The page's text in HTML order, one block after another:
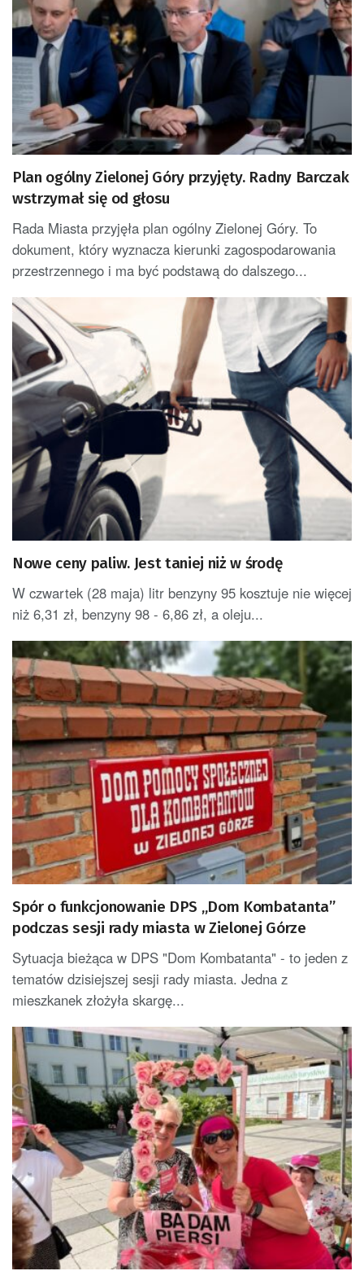
Plan ogólny Zielonej Góry przyjęty. Radny Barczak
wstrzymał się od głosu
Rada Miasta przyjęła plan ogólny Zielonej Góry. To
dokument, który wyznacza kierunki zagospodarowania
przestrzennego i ma być podstawą do dalszego...
Nowe ceny paliw. Jest taniej niż w środę
W czwartek (28 maja) litr benzyny 95 kosztuje nie więcej
niż 6,31 zł, benzyny 98 - 6,86 zł, a oleju...
Spór o funkcjonowanie DPS „Dom Kombatanta”
podczas sesji rady miasta w Zielonej Górze
Sytuacja bieżąca w DPS "Dom Kombatanta" - to jeden z
tematów dzisiejszej sesji rady miasta. Jedna z
mieszkanek złożyła skargę...